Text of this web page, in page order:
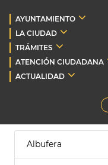
AYUNTAMIENTO
LA CIUDAD
TRÁMITES
ATENCIÓN CIUDADANA
ACTUALIDAD
Albufera